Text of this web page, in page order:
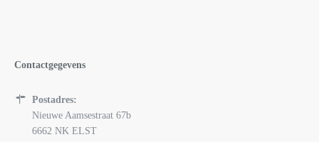
Contactgegevens
Postadres:
Nieuwe Aamsestraat 67b
6662 NK ELST